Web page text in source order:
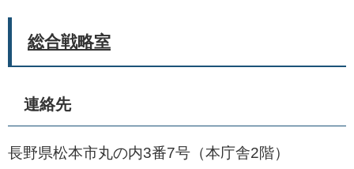
総合戦略室
連絡先
長野県松本市丸の内3番7号（本庁舎2階）